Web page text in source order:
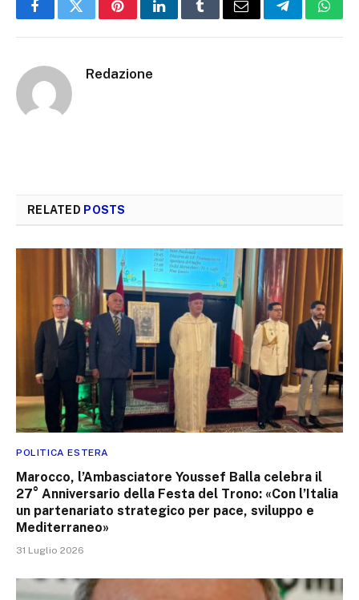
FacebookTwitterPinterestLinkedInTumblrEmail Telegram
Redazione
RELATED POSTS
POLITICA ESTERA
Marocco, l’Ambasciatore Youssef Balla celebra il
27° Anniversario della Festa del Trono: «Con l’Italia
un partenariato strategico per pace, sviluppo e
Mediterraneo»
31 Luglio 2026